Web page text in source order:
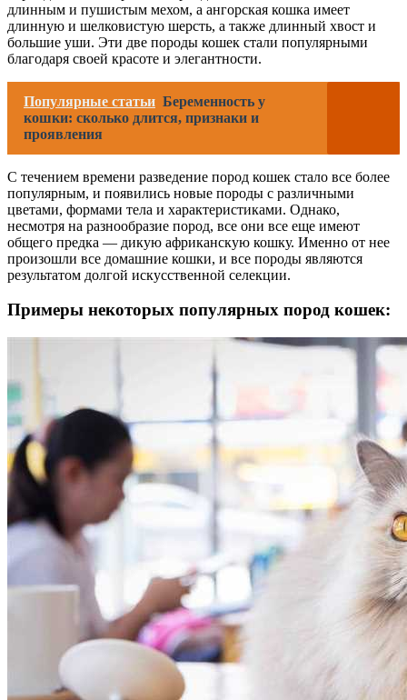
длинным и пушистым мехом, а ангорская кошка имеет
длинную и шелковистую шерсть, а также длинный хвост и
большие уши. Эти две породы кошек стали популярными
благодаря своей красоте и элегантности.
Популярные статьи Беременность у
кошки: сколько длится, признаки и
проявления
С течением времени разведение пород кошек стало все более
популярным, и появились новые породы с различными
цветами, формами тела и характеристиками. Однако,
несмотря на разнообразие пород, все они все еще имеют
общего предка — дикую африканскую кошку. Именно от нее
произошли все домашние кошки, и все породы являются
результатом долгой искусственной селекции.
Примеры некоторых популярных пород кошек: